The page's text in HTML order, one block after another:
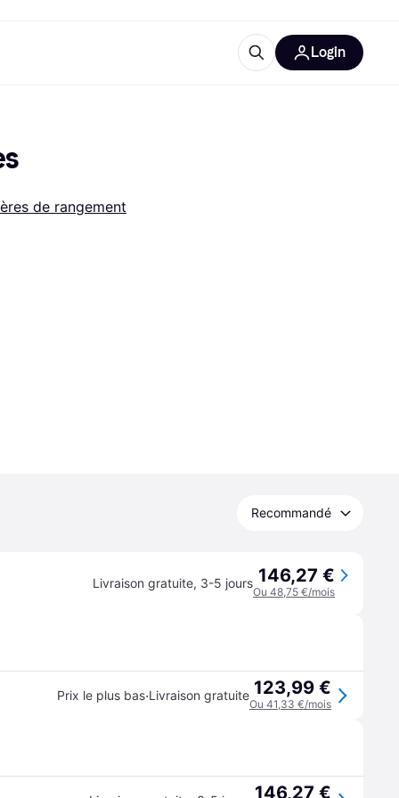
Login
de rangement
Recommandé
Livraison gratuite, 3-5 jours 146,27 €
Ou 48,75 €/mois
Prix le plus bas·Livraison gratuite 123,99 €
Ou 41,33 €/mois
146,27 €